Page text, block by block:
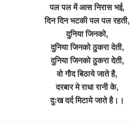
पल पल में आस निरास भई,
दिन दिन भटकी पल पल रहती,
दुनिया जिनको,
दुनिया जिनको ठुकरा देती,
दुनिया जिनको ठुकरा देती,
वो गौद बिठाये जाते है,
दरबार मे राधा रानी के,
दुःख दर्द मिटाये जाते है।।